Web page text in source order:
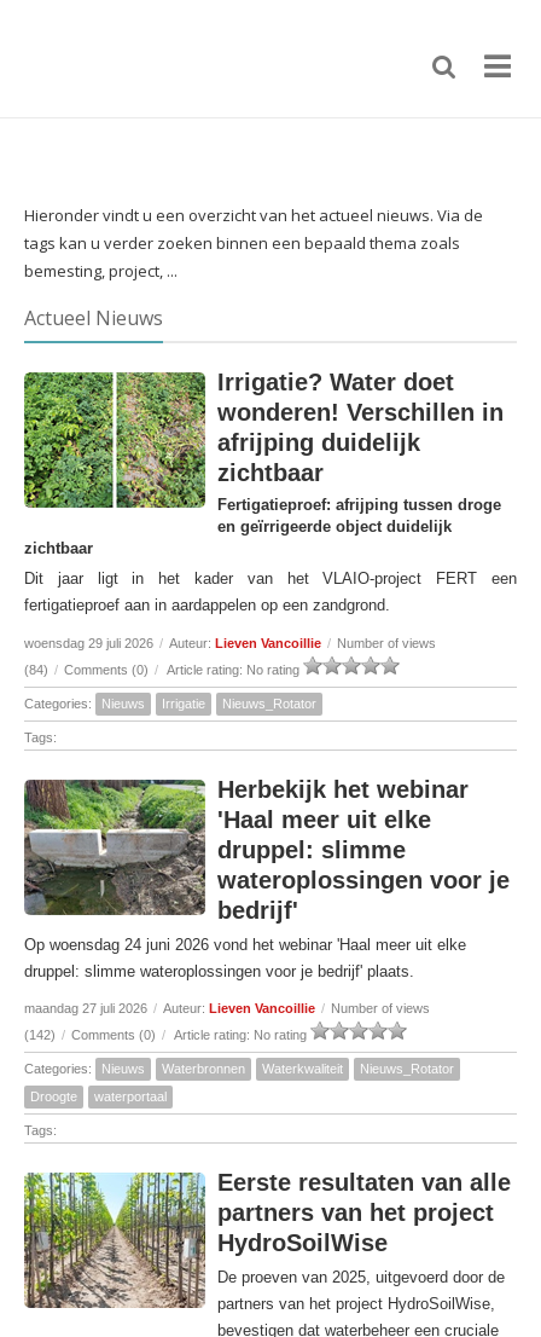
Hieronder vindt u een overzicht van het actueel nieuws. Via de
tags kan u verder zoeken binnen een bepaald thema zoals
bemesting, project, ...
Actueel Nieuws
Irrigatie? Water doet
wonderen! Verschillen in
afrijping duidelijk
zichtbaar
Fertigatieproef: afrijping tussen droge
en geïrrigeerde object duidelijk
zichtbaar
Dit jaar ligt in het kader van het VLAIO-project FERT een
fertigatieproef aan in aardappelen op een zandgrond.
woensdag 29 juli 2026 / Auteur: Lieven Vancoillie / Number of views
(84) / Comments (0) / Article rating: No rating
Categories: Nieuws Irrigatie Nieuws_Rotator
Tags:
Herbekijk het webinar
'Haal meer uit elke
druppel: slimme
wateroplossingen voor je
bedrijf'
Op woensdag 24 juni 2026 vond het webinar 'Haal meer uit elke
druppel: slimme wateroplossingen voor je bedrijf' plaats.
maandag 27 juli 2026 / Auteur: Lieven Vancoillie / Number of views
(142) / Comments (0) / Article rating: No rating
Categories: Nieuws Waterbronnen Waterkwaliteit
Nieuws_Rotator
Droogte
waterportaal
Tags:
Eerste resultaten van alle
partners van het project
HydroSoilWise
De proeven van 2025, uitgevoerd door de
partners van het project HydroSoilWise,
bevestigen dat waterbeheer een cruciale